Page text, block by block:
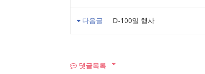
다음글 D-100일 행사
댓글목록